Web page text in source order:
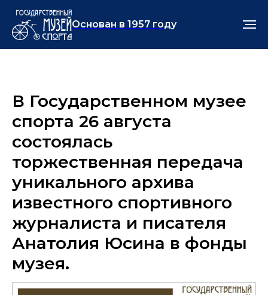
Основан в 1957 году
В Государственном музее
спорта 26 августа
состоялась
торжественная передача
уникального архива
известного спортивного
журналиста и писателя
Анатолия Юсина в фонды
музея.